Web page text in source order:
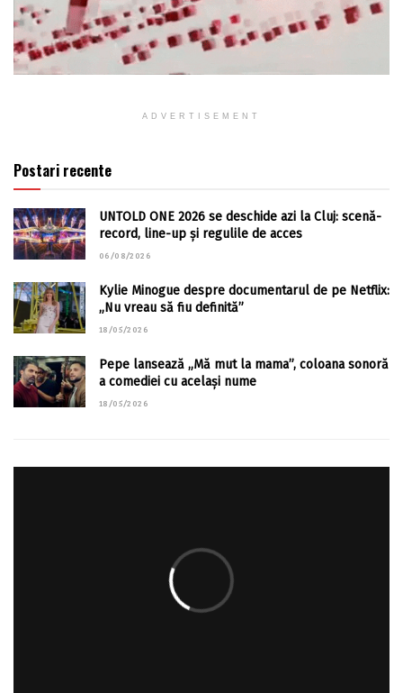
ADVERTISEMENT
Postari recente
UNTOLD ONE 2026 se deschide azi la Cluj: scenă-
record, line-up și regulile de acces
06/08/2026
Kylie Minogue despre documentarul de pe Netflix:
„Nu vreau să fiu definită”
18/05/2026
Pepe lansează „Mă mut la mama”, coloana sonoră
a comediei cu același nume
18/05/2026